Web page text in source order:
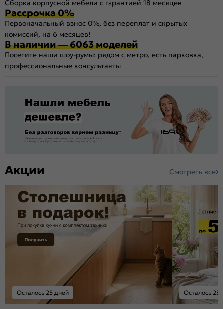
Сборка корпусной мебели с гарантией 18 месяцев
Рассрочка 0%
Первоначальный взнос 0%, без переплат и скрытых
комиссий, на 6 месяцев!
В наличии — 6063 моделей
Посетите наши шоу-румы: рядом с метро, есть парковка,
профессиональные консультанты
Акции Смотреть все
Осталось 25 дней Осталось 25